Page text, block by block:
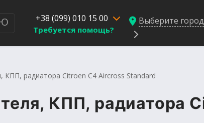
+38 (099) 010 15 00
Требуется помощь?
Выберите город
КПП, радиатора Citroen C4 Aircross Standard
КПП, радиатора